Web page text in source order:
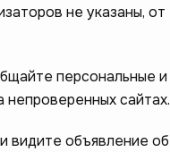
не указаны, от
персональные и
сайтах.
видите объявление об